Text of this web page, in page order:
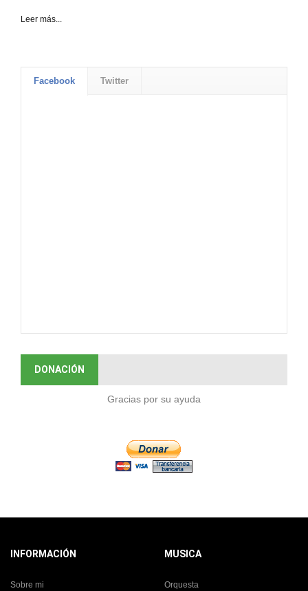
Leer más...
Facebook Twitter
DONACIÓN
Gracias por su ayuda
INFORMACIÓN
Sobre mi
MUSICA
Orquesta